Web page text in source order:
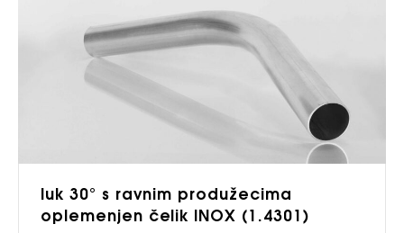
luk 30° s ravnim produžecima
oplemenjen čelik INOX (1.4301)